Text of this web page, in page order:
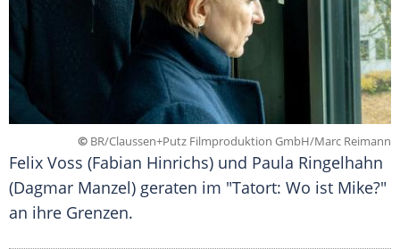
© BR/Claussen+Putz Filmproduktion GmbH/Marc Reimann
Felix Voss (Fabian Hinrichs) und Paula Ringelhahn
(Dagmar Manzel) geraten im "Tatort: Wo ist Mike?"
an ihre Grenzen.